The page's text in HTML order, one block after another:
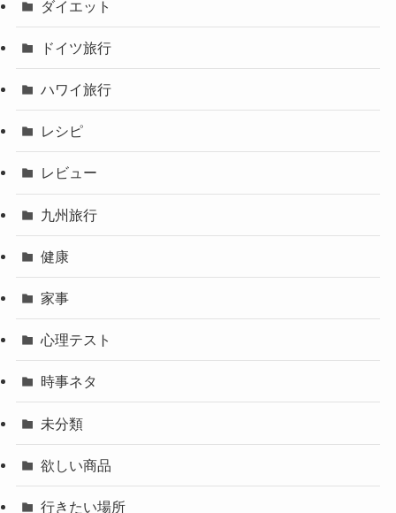
ダイエット
ドイツ旅行
ハワイ旅行
レシピ
レビュー
九州旅行
健康
家事
心理テスト
時事ネタ
未分類
欲しい商品
行きたい場所